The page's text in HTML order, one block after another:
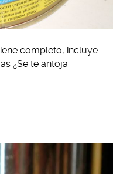
completo, incluye
¿Se te antoja